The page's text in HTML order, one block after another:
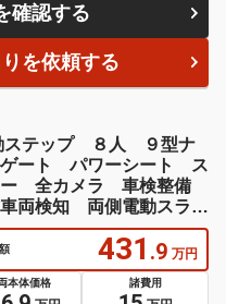
確認する
を依頼する
ステップ ８人 ９型ナ
ート パワーシート ス
ー 全カメラ 車検整備
両検知 両側電動スライ
431 .9 万円
本体価格 諸費用